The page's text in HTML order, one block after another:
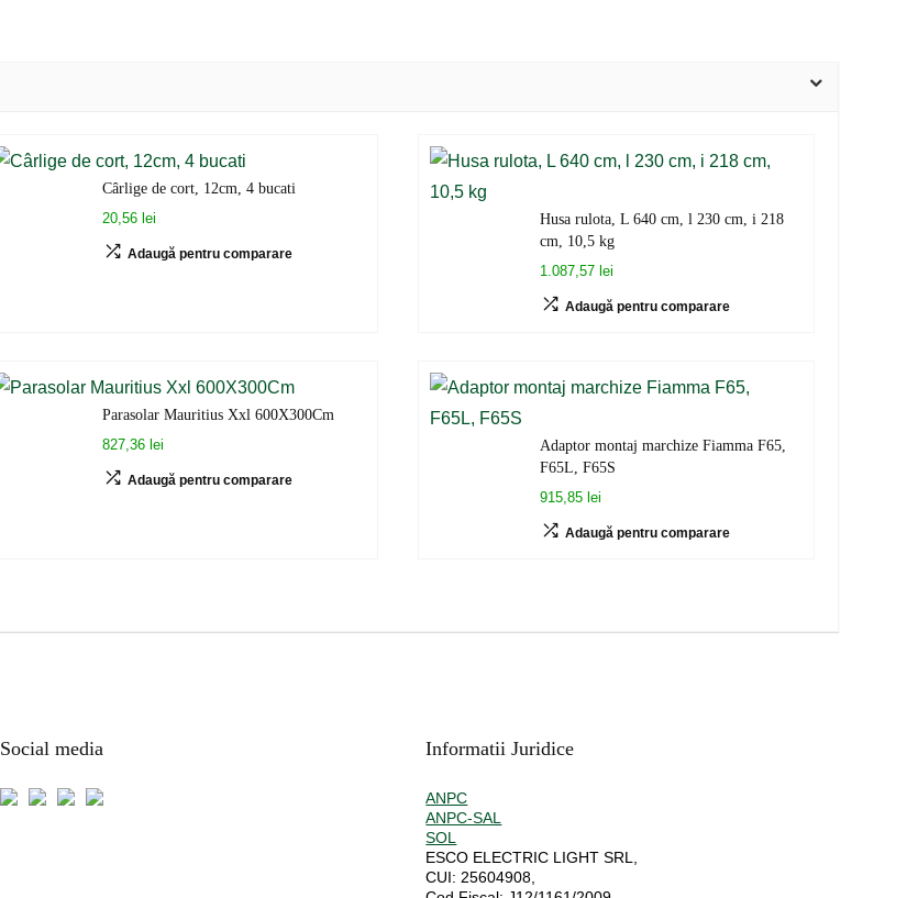
Cârlige de cort, 12cm, 4 bucati
20,56 lei
Adaugă pentru comparare
Husa rulota, L 640 cm, l 230 cm, i 218
cm, 10,5 kg
1.087,57 lei
Adaugă pentru comparare
Parasolar Mauritius Xxl 600X300Cm
827,36 lei
Adaugă pentru comparare
Adaptor montaj marchize Fiamma F65,
F65L, F65S
915,85 lei
Adaugă pentru comparare
Social media Informatii Juridice
ANPC
ANPC-SAL
SOL
ESCO ELECTRIC LIGHT SRL,
CUI: 25604908,